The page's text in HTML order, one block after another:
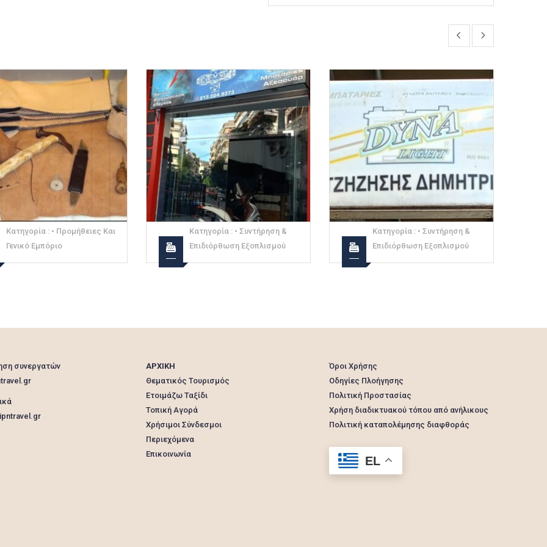
Κατηγορία : • Συντήρηση &
Επιδιόρθωση Εξοπλισμού
Κατηγορία : • Συντήρηση &
Επιδιόρθωση Εξοπλισμού
Κατηγορία : • Προμήθειες Και
Γενικό Εμπόριο
συνεργατών
ΑΡΧΙΚΗ
Θεματικός Τουρισμός
Ετοιμάζω Ταξίδι
Τοπική Αγορά
Χρήσιμοι Σύνδεσμοι
Περιεχόμενα
Επικοινωνία
Όροι Χρήσης
Οδηγίες Πλοήγησης
Πολιτική Προστασίας
Χρήση διαδικτυακού τόπου από ανήλικους
Πολιτική καταπολέμησης διαφθοράς
EL